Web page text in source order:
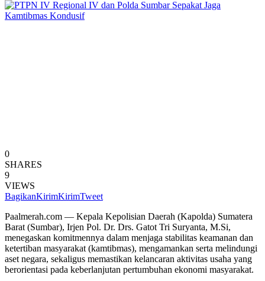
0
SHARES
9
VIEWS
BagikanKirimKirimTweet
Paalmerah.com — Kepala Kepolisian Daerah (Kapolda) Sumatera
Barat (Sumbar), Irjen Pol. Dr. Drs. Gatot Tri Suryanta, M.Si,
menegaskan komitmennya dalam menjaga stabilitas keamanan dan
ketertiban masyarakat (kamtibmas), mengamankan serta melindungi
aset negara, sekaligus memastikan kelancaran aktivitas usaha yang
berorientasi pada keberlanjutan pertumbuhan ekonomi masyarakat.